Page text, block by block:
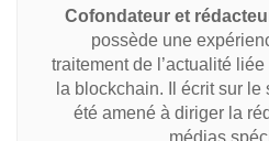
Cofondateur et
possède une
traitement de l’actualité
la blockchain. Il écrit sur
été amené à diriger la
médias